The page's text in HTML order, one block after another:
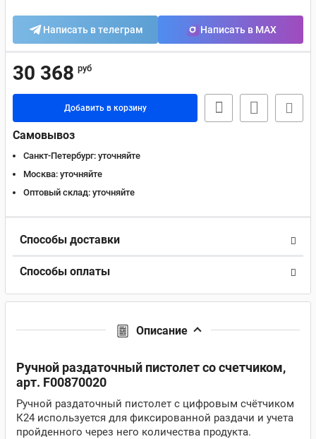
Написать в телеграм Написать в MAX
30 368 руб
Добавить в корзину
Самовывоз
Санкт-Петербург: уточняйте
Москва: уточняйте
Оптовый склад: уточняйте
Способы доставки
Способы оплаты
Описание
Ручной раздаточный пистолет со счетчиком,
арт. F00870020
Ручной раздаточный пистолет с цифровым счётчиком
К24 используется для фиксированной раздачи и учета
пройденного через него количества продукта.